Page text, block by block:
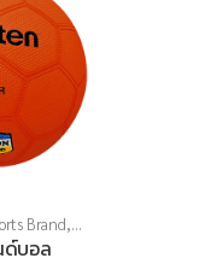
Brand,
ลูกบอล,
ด์บอล